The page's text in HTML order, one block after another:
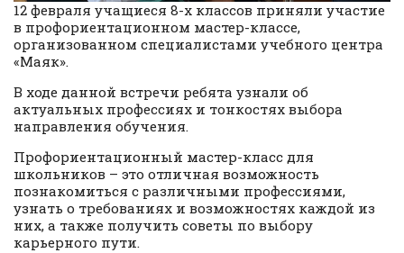
12 февраля учащиеся 8-х классов приняли участие
в профориентационном мастер-классе,
организованном специалистами учебного центра
«Маяк».
В ходе данной встречи ребята узнали об
актуальных профессиях и тонкостях выбора
направления обучения.
Профориентационный мастер-класс для
школьников – это отличная возможность
познакомиться с различными профессиями,
узнать о требованиях и возможностях каждой из
них, а также получить советы по выбору
карьерного пути.